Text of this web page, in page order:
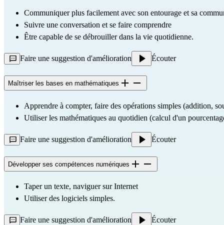
Communiquer plus facilement avec son entourage et sa
Suivre une conversation et se faire comprendre
Être capable de se débrouiller dans la vie quotidienne.
Faire une suggestion d'amélioration Écouter
Maîtriser les bases en mathématiques
Apprendre à compter, faire des opérations simples (addition,
Utiliser les mathématiques au quotidien (calcul d'un
Faire une suggestion d'amélioration Écouter
Développer ses compétences numériques
Taper un texte, naviguer sur Internet
Utiliser des logiciels simples.
Faire une suggestion d'amélioration Écouter